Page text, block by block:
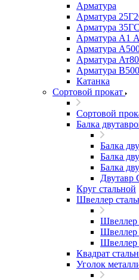
Арматура
Арматура
Арматура 35ГС
Арматура А1
Арматура
Арматура
Арматура
Катанка
Сортовой прокат
Сортовой
Балка
Балка
Балка
Балка
Двутавр
Круг стальной
Швеллер
Швеллер
Швеллер
Швеллер
Квадрат
Уголок